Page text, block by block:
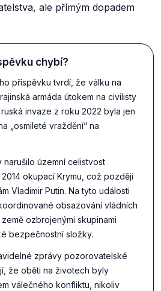
ale přímým dopadem
chybí?
příspěvku tvrdí, že válku na
armáda útokem na civilisty
invaze z roku 2022 byla jen
„osmileté vraždění“ na
narušilo územní celistvost
okupací Krymu, což později
Vladimir Putin. Na tyto události
obsazování vládních
ozbrojenými skupinami
bezpečnostní složky.
zprávy pozorovatelské
že oběti na životech byly
válečného konfliktu, nikoliv